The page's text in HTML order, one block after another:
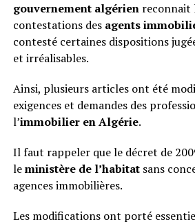
gouvernement algérienreconnait
contestations des agents
contesté certaines dispositions
et irréalisables.
Ainsi, plusieurs articles ont été
exigences et demandes des
l’immobilier en Algérie.
Il faut rappeler que le décret de
leministère de l’habitatsans
agences immobilières.
Les modifications ont porté